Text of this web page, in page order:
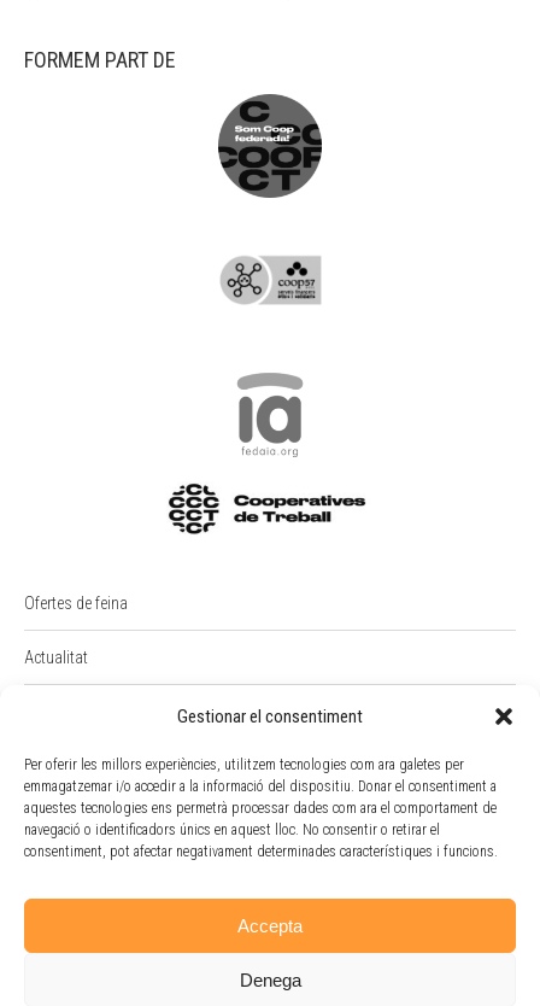
Gestionar el consentiment
Per oferir les millors experiències, utilitzem tecnologies com ara galetes per
emmagatzemar i/o accedir a la informació del dispositiu. Donar el consentiment a
aquestes tecnologies ens permetrà processar dades com ara el comportament de
navegació o identificadors únics en aquest lloc. No consentir o retirar el
consentiment, pot afectar negativament determinades característiques i funcions.
Accepta
Denega
FORMEM PART DE
Ofertes de feina
Actualitat
Intranet
Portal Empleat